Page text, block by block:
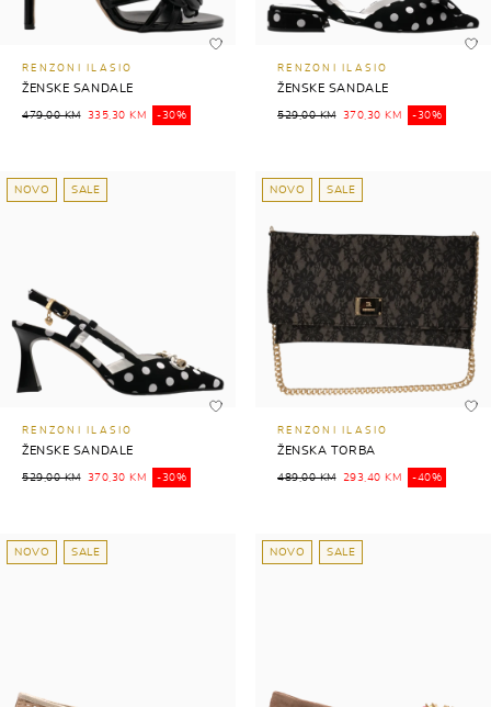
RENZONI ILASIO
ŽENSKE SANDALE
479,00 KM 335,30 KM -30%
RENZONI ILASIO
ŽENSKE SANDALE
529,00 KM 370,30 KM -30%
NOVO SALE
RENZONI ILASIO
ŽENSKE SANDALE
529,00 KM 370,30 KM -30%
NOVO SALE
RENZONI ILASIO
ŽENSKA TORBA
489,00 KM 293,40 KM -40%
NOVO SALE NOVO SALE